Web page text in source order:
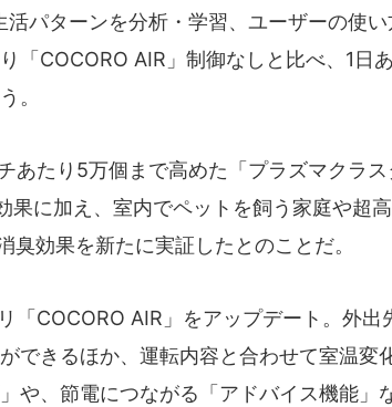
パターンを分析・学習、ユーザーの使
「COCORO AIR」制御なしと比べ、1日
。
あたり5万個まで高めた「プラズマクラス
果に加え、室内でペットを飼う家庭や超
効果を新たに実証したとのことだ。
「COCORO AIR」をアップデート。外出
できるほか、運転内容と合わせて室温変
や、節電につながる「アドバイス機能」